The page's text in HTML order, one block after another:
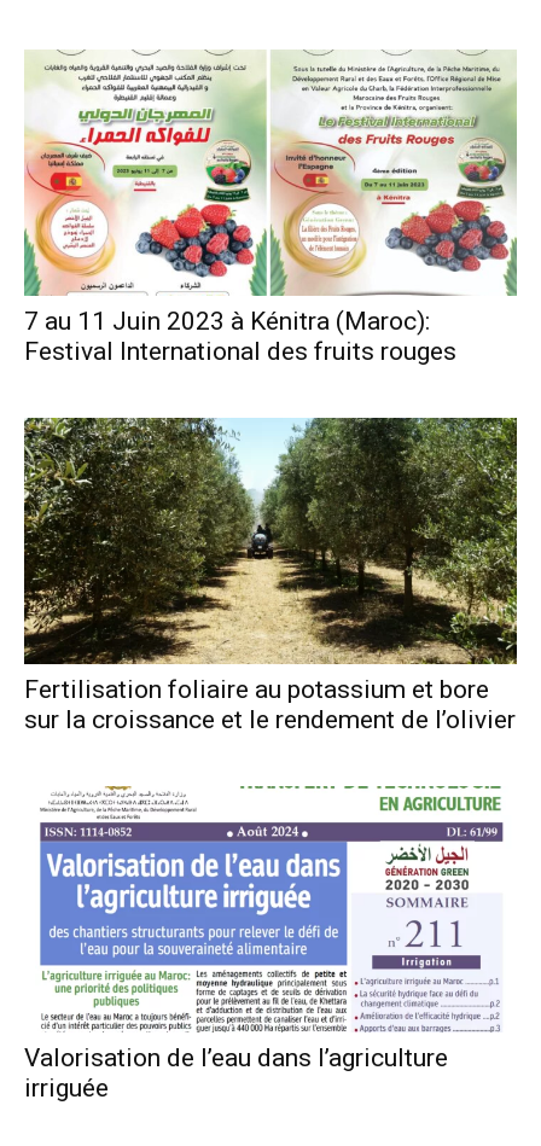
7 au 11 Juin 2023 à Kénitra (Maroc):
Festival International des fruits rouges
Fertilisation foliaire au potassium et bore
sur la croissance et le rendement de l’olivier
Valorisation de l’eau dans l’agriculture
irriguée